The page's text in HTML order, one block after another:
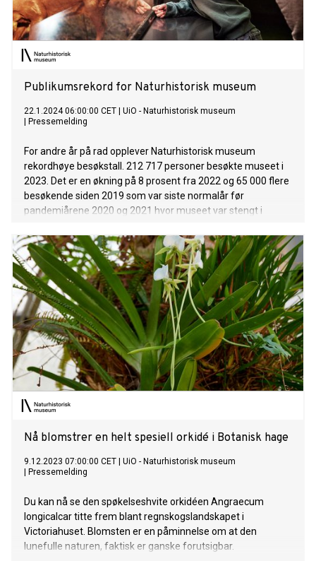
Publikumsrekord for Naturhistorisk museum
22.1.2024 06:00:00 CET
UiO - Naturhistorisk museum
Pressemelding
For andre år på rad opplever Naturhistorisk museum
rekordhøye besøkstall. 212 717 personer besøkte museet i
2023. Det er en økning på 8 prosent fra 2022 og 65 000 flere
besøkende siden 2019 som var siste normalår før
pandemiårene 2020 og 2021 hvor museet var stengt i
Nå blomstrer en helt spesiell orkidé i Botanisk hage
9.12.2023 07:00:00 CET
UiO - Naturhistorisk museum
Pressemelding
Du kan nå se den spøkelseshvite orkidéen Angraecum
longicalcar titte frem blant regnskogslandskapet i
Victoriahuset. Blomsten er en påminnelse om at den
lunefulle naturen, faktisk er ganske forutsigbar.